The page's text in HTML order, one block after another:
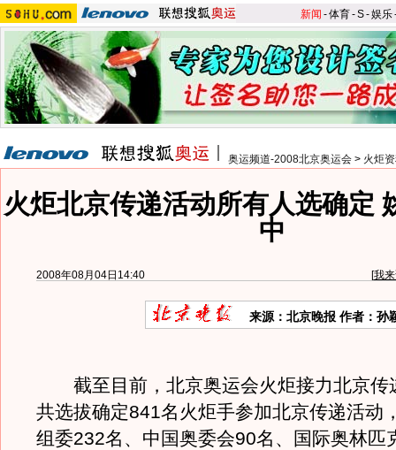
新闻 -体育-S-娱乐
奥运频道-2008北京奥运会 > 火炬
火炬北京传递活动所有人选确定
中
2008年08月04日14:40 [我
来源：北京晚报 作者：孙
截至目前，北京奥运会火炬接力北京传
共选拔确定841名火炬手参加北京传递活动
组委232名、中国奥委会90名、国际奥林匹